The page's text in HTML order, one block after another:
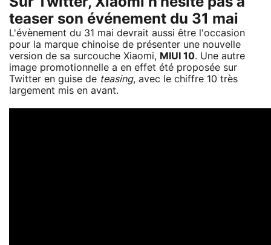
teaser son événement du 31 mai
L'évènement du 31 mai devrait aussi être l'occasion
pour la marque chinoise de présenter une nouvelle
version de sa surcouche Xiaomi, MIUI 10. Une autre
image promotionnelle a en effet été proposée sur
Twitter en guise de teasing, avec le chiffre 10 très
largement mis en avant.